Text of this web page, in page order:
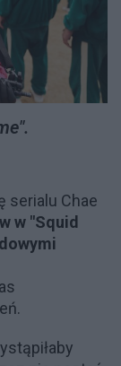
serialu Chae
w "Squid